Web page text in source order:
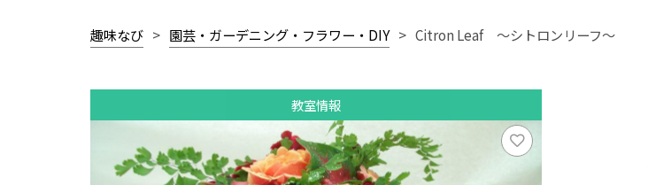
趣味なび 園芸・ガーデニング・フラワー・DIY Citron Leaf ～シトロンリーフ～
教室情報